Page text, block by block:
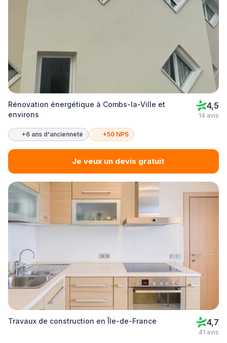
Rénovation énergétique à Combs-la-Ville et
environs
4,5
14 avis
+6 ans d'ancienneté +50 NPS
Je veux un devis gratuit
Travaux de construction en Île-de-France 4,7
41 avis